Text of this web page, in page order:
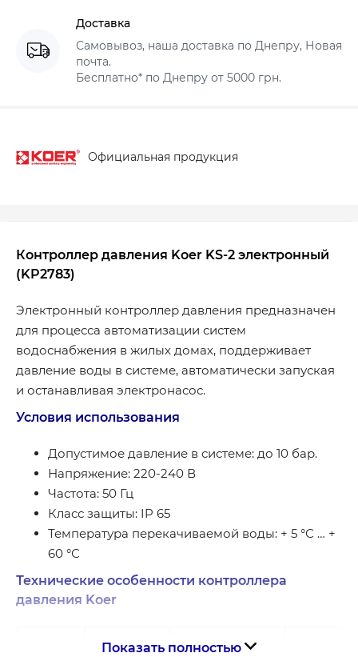
Доставка
Самовывоз, наша доставка по Днепру, Новая
почта.
Бесплатно* по Днепру от 5000 грн.
Официальная продукция
Контроллер давления Koer KS-2 электронный
(KP2783)
Электронный контроллер давления предназначен
для процесса автоматизации систем
водоснабжения в жилых домах, поддерживает
давление воды в системе, автоматически запуская
и останавливая электронасос.
Условия использования
Допустимое давление в системе: до 10 бар.
Напряжение: 220-240 В
Частота: 50 Гц
Класс защиты: IP 65
Температура перекачиваемой воды: + 5 °С … +
60 °С
Технические особенности контроллера
давления Koer
Мощность
Максимальная
Показать полностью